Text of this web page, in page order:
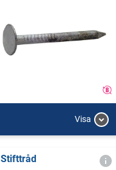
Visa
Stifttråd